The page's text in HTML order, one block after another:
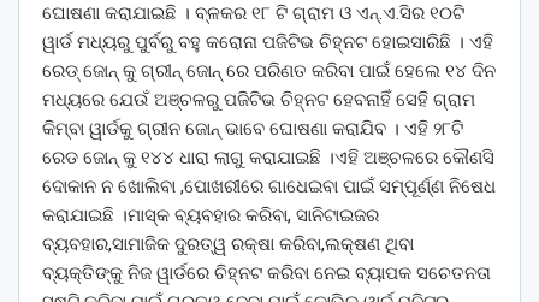
ଘୋଷଣା କରାଯାଇଛି । ବ୍ଳକର ୧୮ ଟି ଗ୍ରାମ ଓ ଏନ୍.ଏ.ସିର ୧୦ଟି
ୱାର୍ଡ ମଧ୍ୟରୁ ପୁର୍ବରୁ ବହୁ କରୋନା ପଜିଟିଭ ଚିହ୍ନଟ ହୋଇସାରିଛି । ଏହି
ରେଡ୍ ଜୋନ୍ କୁ ଗ୍ରୀନ୍ ଜୋନ୍ ରେ ପରିଣତ କରିବା ପାଇଁ ହେଲେ ୧୪ ଦିନ
ମଧ୍ୟରେ ଯେଉଁ ଅଞ୍ଚଳରୁ ପଜିଟିଭ ଚିହ୍ନଟ ହେବନାହିଁ ସେହି ଗ୍ରାମ
କିମ୍ବା ୱାର୍ଡକୁ ଗ୍ରୀନ ଜୋନ୍ ଭାବେ ଘୋଷଣା କରାଯିବ । ଏହି ୨୮ଟି
ରେଡ ଜୋନ୍ କୁ ୧୪୪ ଧାରା ଲାଗୁ କରାଯାଇଛି ।ଏହି ଅଞ୍ଚଳରେ କୌଣସି
ଦୋକାନ ନ ଖୋଲିବା ,ପୋଖରୀରେ ଗାଧେଇବା ପାଇଁ ସମ୍ପୂର୍ଣ୍ଣ ନିଷେଧ
କରାଯାଇଛି ।ମାସ୍କ ବ୍ୟବହାର କରିବା, ସାନିଟାଇଜର
ବ୍ୟବହାର,ସାମାଜିକ ଦୁରତ୍ୱ ରକ୍ଷା କରିବା,ଲକ୍ଷଣ ଥିବା
ବ୍ୟକ୍ତିଙ୍କୁ ନିଜ ୱାର୍ଡରେ ଚିହ୍ନଟ କରିବା ନେଇ ବ୍ୟାପକ ସଚେତନତା